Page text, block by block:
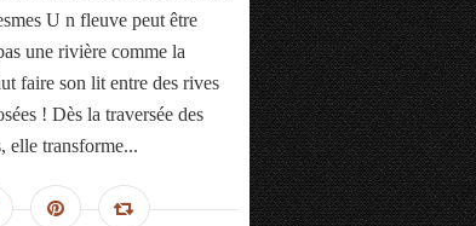
U n fleuve peut être
une rivière comme la
faire son lit entre des rives
! Dès la traversée des
elle transforme...